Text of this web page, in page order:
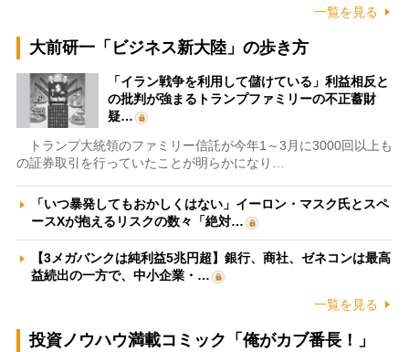
一覧を見る
大前研一「ビジネス新大陸」の歩き方
「イラン戦争を利用して儲けている」利益相反と
の批判が強まるトランプファミリーの不正蓄財
疑…
トランプ大統領のファミリー信託が今年1～3月に3000回以上も
の証券取引を行っていたことが明らかになり…
「いつ暴発してもおかしくはない」イーロン・マスク氏とスペ
ースXが抱えるリスクの数々「絶対…
【3メガバンクは純利益5兆円超】銀行、商社、ゼネコンは最高
益続出の一方で、中小企業・…
一覧を見る
投資ノウハウ満載コミック「俺がカブ番長！」